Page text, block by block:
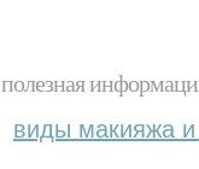
полезная
виды макияжа и